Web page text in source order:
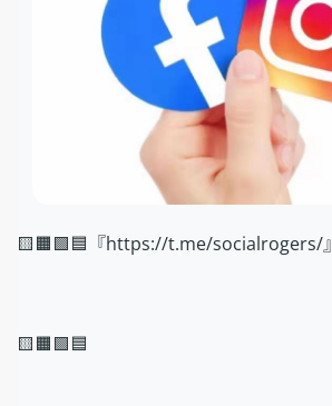
🟨🟧🟩🟦『https://t.me/socialrogers/』
🟨🟧🟩🟦